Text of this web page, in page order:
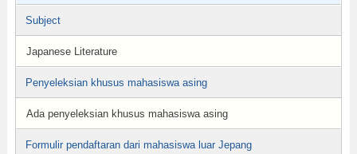
Subject
Japanese Literature
Penyeleksian khusus mahasiswa asing
Ada penyeleksian khusus mahasiswa asing
Formulir pendaftaran dari mahasiswa luar Jepang